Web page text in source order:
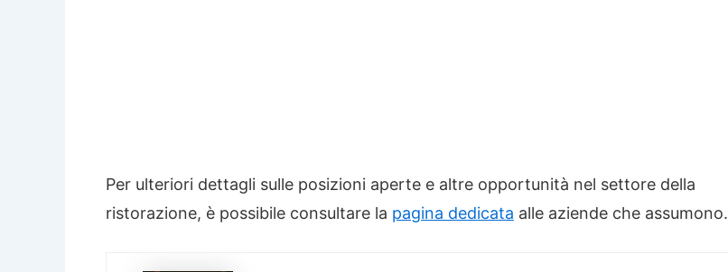
Per ulteriori dettagli sulle posizioni aperte e altre opportunità nel settore della
ristorazione, è possibile consultare la pagina dedicata alle aziende che assumono.